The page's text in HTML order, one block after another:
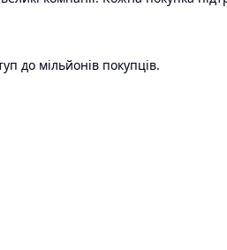
до мільйонів покупців.